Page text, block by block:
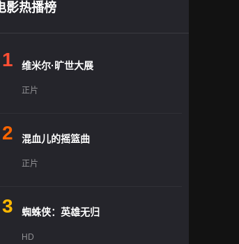
影热播榜
1 维米尔·旷世大展
正片
2 混血儿的摇篮曲
正片
3 蜘蛛侠：英雄无归
HD